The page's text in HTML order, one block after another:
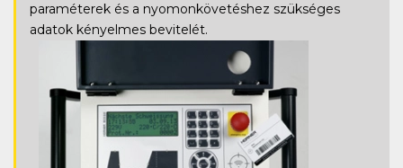
paraméterek és a nyomonkövetéshez szükséges
adatok kényelmes bevitelét.